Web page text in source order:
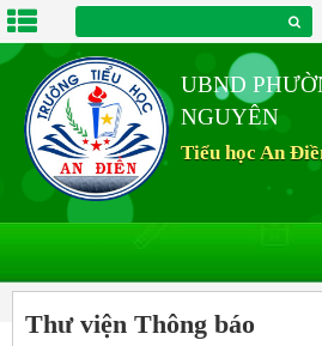
UBND
NGUYÊN
Tiểu học An
Thư viện Thông báo